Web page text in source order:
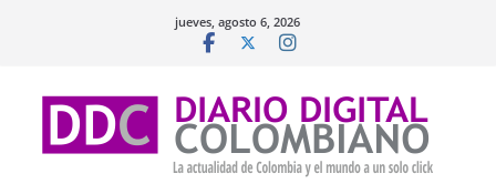
jueves, agosto 6, 2026